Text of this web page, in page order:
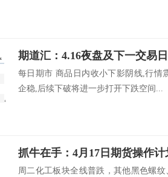
期道汇：4.16夜盘及下一交易
每日期市 商品日内收小下影阴线,行情
企稳,后续下破将进一步打开下跌空间...
抓牛在手：4月17日期货操作计
周二化工板块全线普跌，其他黑色螺